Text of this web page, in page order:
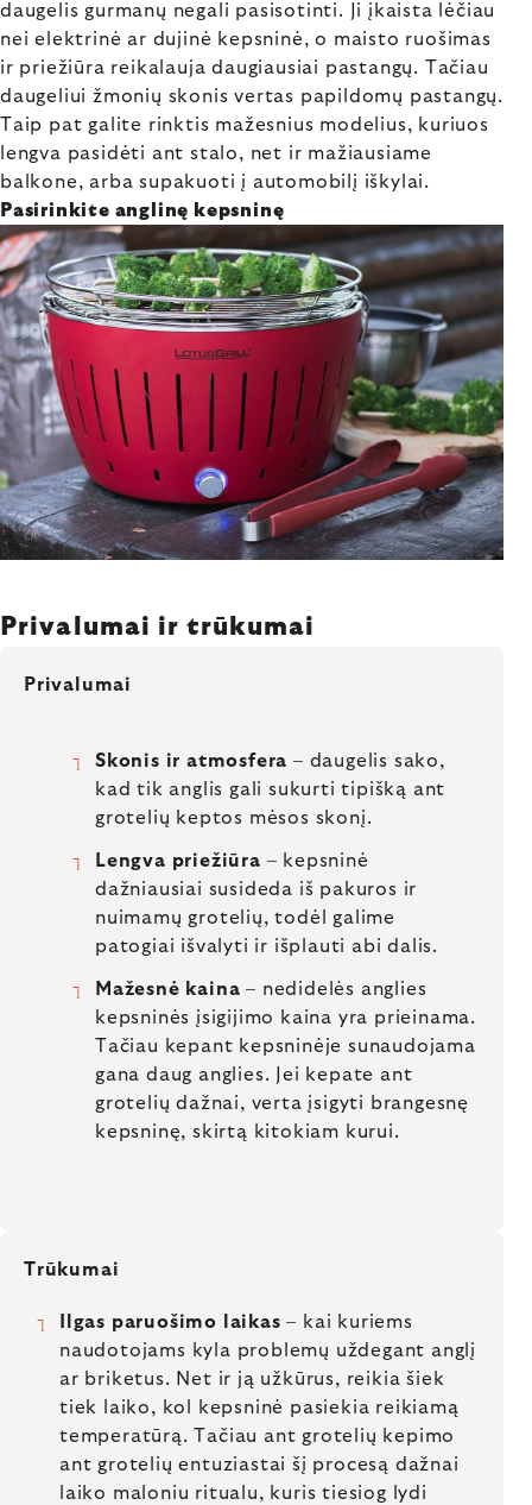
daugelis gurmanų negali pasisotinti. Ji įkaista lėčiau
nei elektrinė ar dujinė kepsninė, o maisto ruošimas
ir priežiūra reikalauja daugiausiai pastangų. Tačiau
daugeliui žmonių skonis vertas papildomų pastangų.
Taip pat galite rinktis mažesnius modelius, kuriuos
lengva pasidėti ant stalo, net ir mažiausiame
balkone, arba supakuoti į automobilį iškylai.
Pasirinkite anglinę kepsninę
Privalumai ir trūkumai
Privalumai
Skonis ir atmosfera – daugelis sako,
kad tik anglis gali sukurti tipišką ant
grotelių keptos mėsos skonį.
Lengva priežiūra – kepsninė
dažniausiai susideda iš pakuros ir
nuimamų grotelių, todėl galime
patogiai išvalyti ir išplauti abi dalis.
Mažesnė kaina – nedidelės anglies
kepsninės įsigijimo kaina yra prieinama.
Tačiau kepant kepsninėje sunaudojama
gana daug anglies. Jei kepate ant
grotelių dažnai, verta įsigyti brangesnę
kepsninę, skirtą kitokiam kurui.
Trūkumai
Ilgas paruošimo laikas – kai kuriems
naudotojams kyla problemų uždegant anglį
ar briketus. Net ir ją užkūrus, reikia šiek
tiek laiko, kol kepsninė pasiekia reikiamą
temperatūrą. Tačiau ant grotelių kepimo
ant grotelių entuziastai šį procesą dažnai
laiko maloniu ritualu, kuris tiesiog lydi